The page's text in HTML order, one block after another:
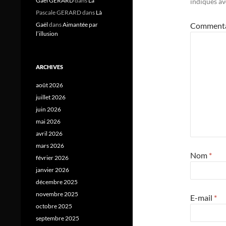
Nom *
E-mail *
Pascale GERARDdans Là
Gaël dansAimantée par
l’illusion
ARCHIVES
août 2026
juillet 2026
juin 2026
mai 2026
avril 2026
mars 2026
février 2026
janvier 2026
décembre 2025
novembre 2025
octobre 2025
septembre 2025